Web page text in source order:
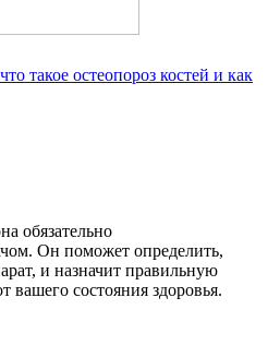
такое остеопороз костей и как
обязательно
Он поможет определить,
и назначит правильную
вашего состояния здоровья.